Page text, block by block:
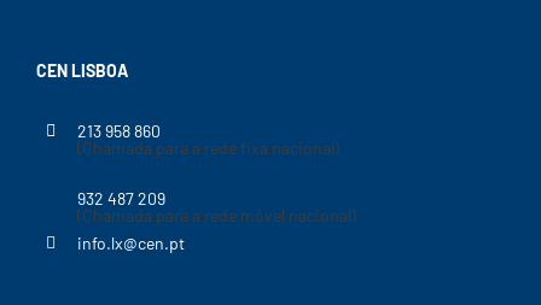
CEN LISBOA
213 958 860
(Chamada para a rede fixa nacional)
932 487 209
(Chamada para a rede móvel nacional)
info.lx@cen.pt